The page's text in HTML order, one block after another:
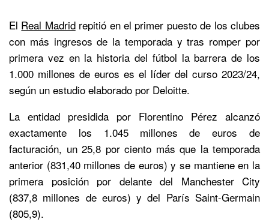
El Real Madridrepitió en el primer puesto de los clubes
con más ingresos de la temporada y tras romper por
primera vez en la historia del fútbol la barrera de los
1.000 millones de euros es el líder del curso 2023/24,
según un estudio elaborado por Deloitte.
La entidad presidida por Florentino Pérez alcanzó
exactamente los 1.045 millones de euros de
facturación, un 25,8 por ciento más que la temporada
anterior (831,40 millones de euros) y se mantiene en la
primera posición por delante del Manchester City
(837,8 millones de euros) y del París Saint-Germain
(805,9).